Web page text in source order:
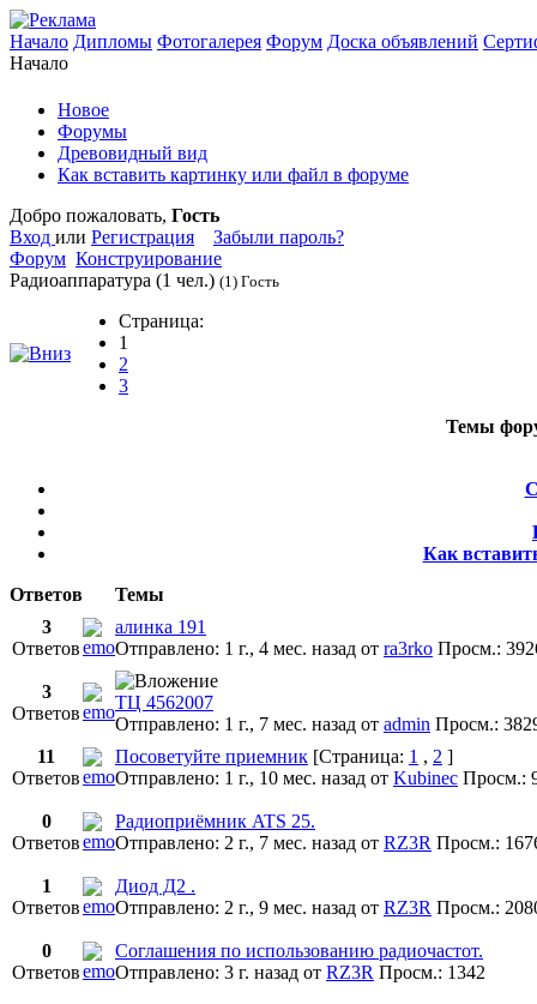
Начало Дипломы Фотогалерея Форум Доска объявлений
Начало
Новое
Форумы
Древовидный вид
Как вставить картинку или файл в форуме
Добро пожаловать, Гость
Вход или Регистрация
Забыли пароль?
Форум Конструирование
Радиоаппаратура (1 чел.) (1) Гость
Страница:
1
2
3
Темы
Как
Ответов
Темы
3
Ответов
алинка 191
Отправлено: 1 г., 4 мес. назад от ra3rko Просм.:
3
Ответов
ТЦ 4562007
Отправлено: 1 г., 7 мес. назад от admin Просм.:
11
Ответов
Посоветуйте приемник [Страница: 1 , 2 ]
Отправлено: 1 г., 10 мес. назад от Kubinec Просм.:
0
Ответов
Радиоприёмник ATS 25.
Отправлено: 2 г., 7 мес. назад от RZ3R Просм.:
1
Ответов
Диод Д2 .
Отправлено: 2 г., 9 мес. назад от RZ3R Просм.:
0
Ответов
Соглашения по использованию радиочастот.
Отправлено: 3 г. назад от RZ3R Просм.: 1342